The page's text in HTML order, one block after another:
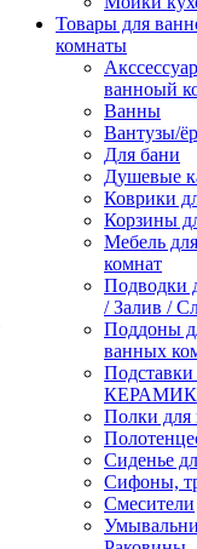
Товары для
комнаты
ванноый
Ванны
Вантузы/
Для бани
Душевые
Коврики
Корзины
Мебель
комнат
Подводки
/ Залив /
Поддоны
ванных
Полки для
Сиденье
Сифоны,
Смесители